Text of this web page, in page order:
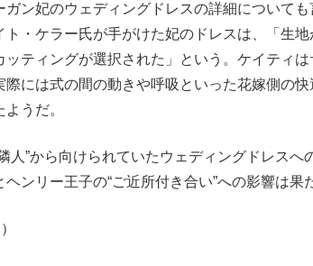
ン妃のウェディングドレスの詳細について
ト・ケラー氏が手がけた妃のドレスは、「生
ッティングが選択された」という。ケイティ
際には式の間の動きや呼吸といった花嫁側の
うだ。
人”から向けられていたウェディングドレスへ
ヘンリー王子の“ご近所付き合い”への影響は